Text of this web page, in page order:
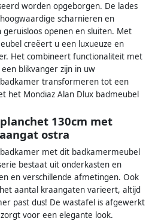
worden opgeborgen. De lades
scharnieren en
openen en sluiten. Met
creëert u een luxueuze en
Het combineert functionaliteit met
blikvanger zijn in uw
transformeren tot een
het Mondiaz Alan Dlux badmeubel
130cm met
ostra
met dit badkamermeubel
bestaat uit onderkasten en
en verschillende afmetingen. Ook
aantal kraangaten varieert, altijd
past dus! De wastafel is afgewerkt
voor een elegante look.